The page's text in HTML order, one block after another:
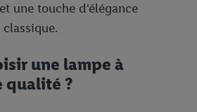
une touche d'élégance
une lampe à
qualité ?